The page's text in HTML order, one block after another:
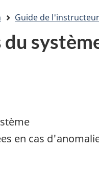
Guide de
en cas